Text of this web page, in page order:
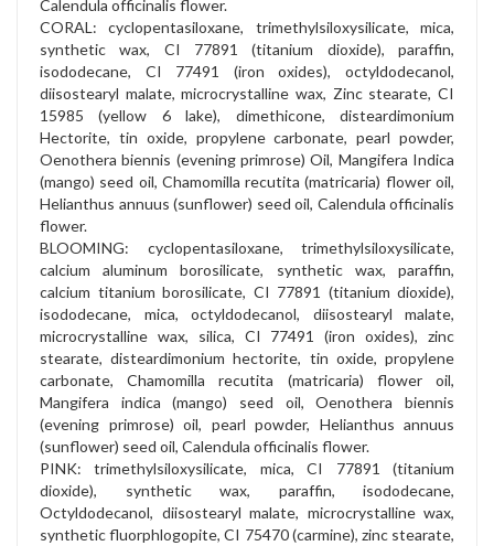
Calendula officinalis flower.
CORAL: cyclopentasiloxane, trimethylsiloxysilicate, mica,
synthetic wax, CI 77891 (titanium dioxide), paraffin,
isododecane, CI 77491 (iron oxides), octyldodecanol,
diisostearyl malate, microcrystalline wax, Zinc stearate, CI
15985 (yellow 6 lake), dimethicone, disteardimonium
Hectorite, tin oxide, propylene carbonate, pearl powder,
Oenothera biennis (evening primrose) Oil, Mangifera Indica
(mango) seed oil, Chamomilla recutita (matricaria) flower oil,
Helianthus annuus (sunflower) seed oil, Calendula officinalis
flower.
BLOOMING: cyclopentasiloxane, trimethylsiloxysilicate,
calcium aluminum borosilicate, synthetic wax, paraffin,
calcium titanium borosilicate, CI 77891 (titanium dioxide),
isododecane, mica, octyldodecanol, diisostearyl malate,
microcrystalline wax, silica, CI 77491 (iron oxides), zinc
stearate, disteardimonium hectorite, tin oxide, propylene
carbonate, Chamomilla recutita (matricaria) flower oil,
Mangifera indica (mango) seed oil, Oenothera biennis
(evening primrose) oil, pearl powder, Helianthus annuus
(sunflower) seed oil, Calendula officinalis flower.
PINK: trimethylsiloxysilicate, mica, CI 77891 (titanium
dioxide), synthetic wax, paraffin, isododecane,
Octyldodecanol, diisostearyl malate, microcrystalline wax,
synthetic fluorphlogopite, CI 75470 (carmine), zinc stearate,